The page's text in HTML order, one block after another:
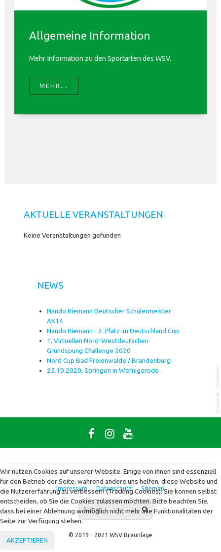
Allgemeine Information
Mehr Information zu den Sportarten des WSV.
MEHR...
AKTUELLE VERANSTALTUNGEN
Keine Veranstaltungen gefunden
NEWS
Nando Riemann Deutscher Schülermeister
AK14
Nando Riemann - 2. Platz im Deutschland Cup
1. Virtuellen Nord-Westdeutschen
Grundspung Challenge 2020
Nord Cup Bad Freienwalde / Brandenburg
25.10.2020, Springen in Wernigerode
Impressum Datenschutz Sitemap
© 2019 - 2021 WSV Braunlage
Wir nutzen Cookies auf unserer Website. Einige von ihnen sind essenziell
für den Betrieb der Seite, während andere uns helfen, diese Website und
die Nutzererfahrung zu verbessern (Tracking Cookies). Sie können selbst
entscheiden, ob Sie die Cookies zulassen möchten. Bitte beachten Sie,
dass bei einer Ablehnung womöglich nicht mehr alle Funktionalitäten der
Seite zur Verfügung stehen.
AKZEPTIEREN